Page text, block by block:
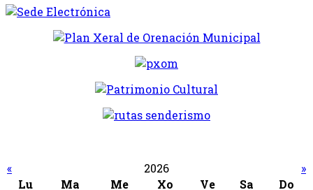
« 2026
»
Lu
Ma Me Xo Ve Sa
Do